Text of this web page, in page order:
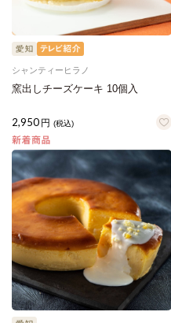
シャンティーヒラノ
窯出しチーズケーキ 10個入
2,950 円 (税込)